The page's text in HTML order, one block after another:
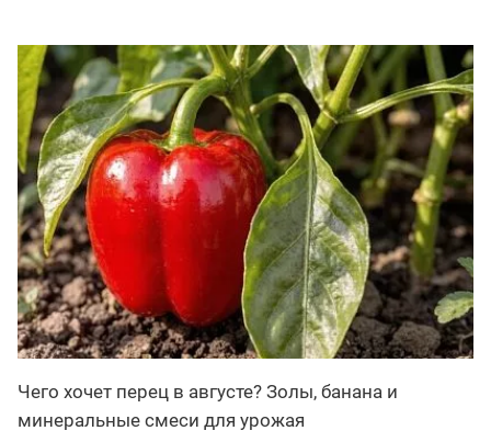
Чего хочет перец в августе? Золы, банана и
минеральные смеси для урожая